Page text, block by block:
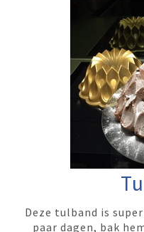
Deze tulband is
paar dagen, bak